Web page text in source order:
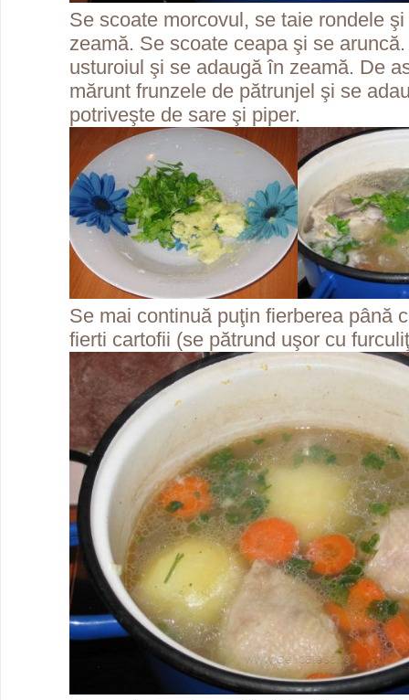
Se scoate morcovul, se taie rondele
zeamă. Se scoate ceapa şi se
usturoiul şi se adaugă în zeamă. De
mărunt frunzele de pătrunjel şi se
potriveşte de sare şi piper.
Se mai continuă puţin fierberea până
fierti cartofii (se pătrund uşor cu